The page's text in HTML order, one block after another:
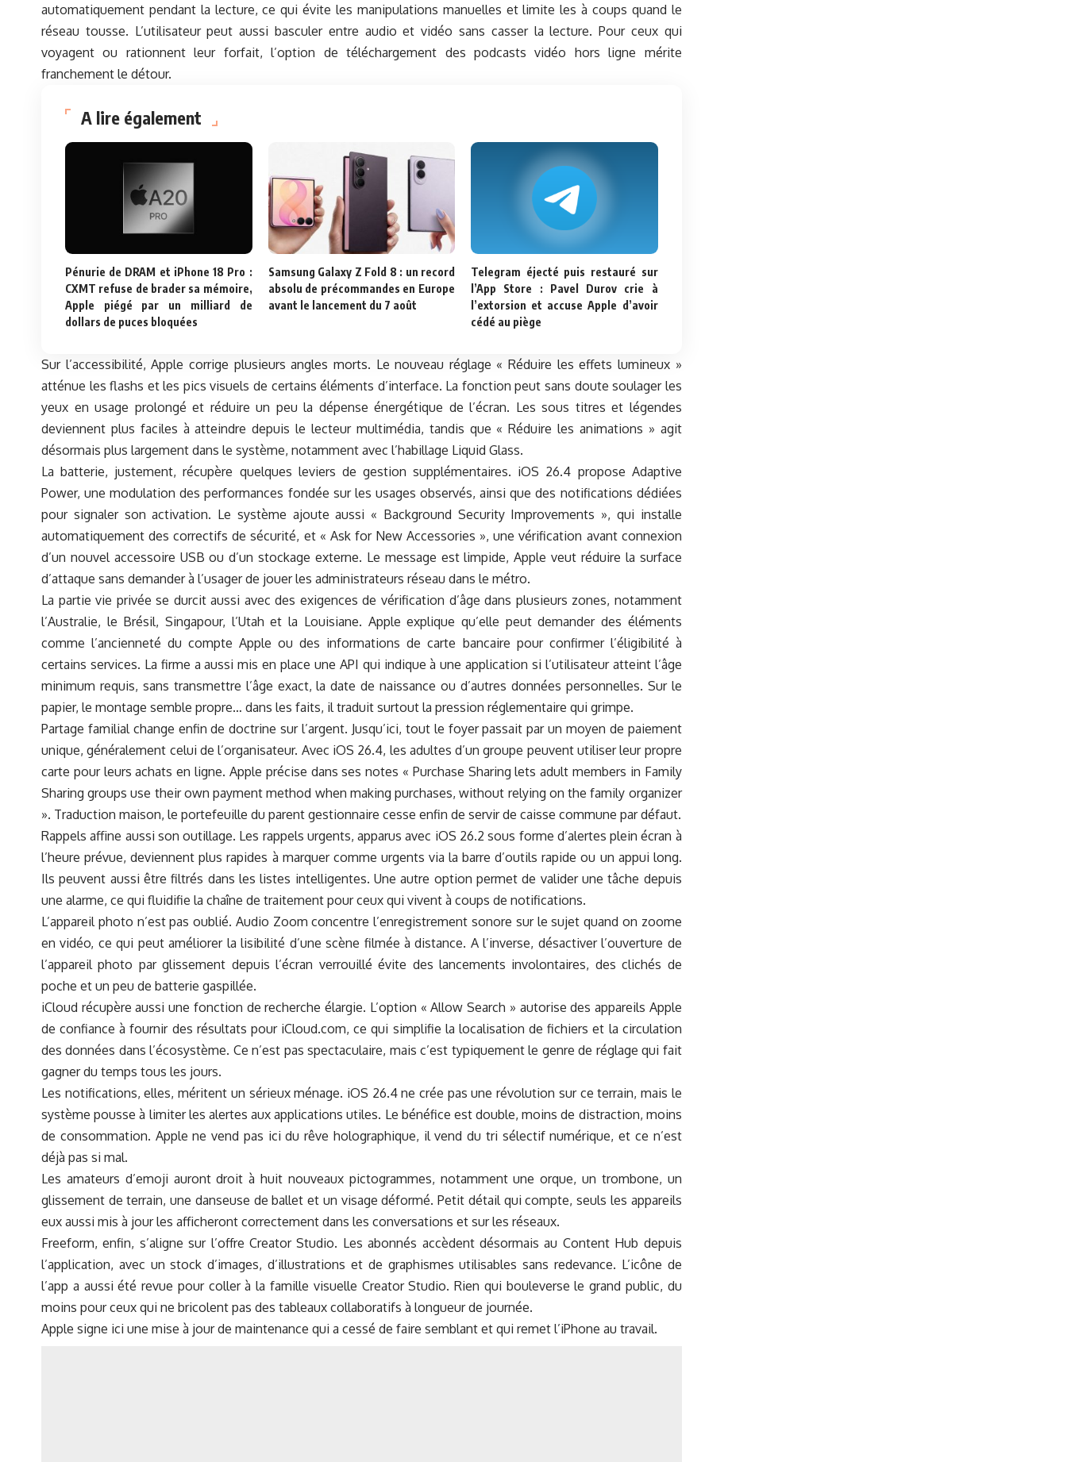
automatiquement pendant la lecture, ce qui évite les manipulations manuelles et limite les à coups quand le
réseau tousse. L’utilisateur peut aussi basculer entre audio et vidéo sans casser la lecture. Pour ceux qui
voyagent ou rationnent leur forfait, l’option de téléchargement des podcasts vidéo hors ligne mérite
franchement le détour.
A lire également
Pénurie de DRAM et iPhone 18 Pro :
CXMT refuse de brader sa mémoire,
Apple piégé par un milliard de
dollars de puces bloquées
Samsung Galaxy Z Fold 8 : un record
absolu de précommandes en Europe
avant le lancement du 7 août
Telegram éjecté puis restauré sur
l’App Store : Pavel Durov crie à
l’extorsion et accuse Apple d’avoir
cédé au piège
Sur l’accessibilité, Apple corrige plusieurs angles morts. Le nouveau réglage « Réduire les effets lumineux »
atténue les flashs et les pics visuels de certains éléments d’interface. La fonction peut sans doute soulager les
yeux en usage prolongé et réduire un peu la dépense énergétique de l’écran. Les sous titres et légendes
deviennent plus faciles à atteindre depuis le lecteur multimédia, tandis que « Réduire les animations » agit
désormais plus largement dans le système, notamment avec l’habillage Liquid Glass.
La batterie, justement, récupère quelques leviers de gestion supplémentaires. iOS 26.4 propose Adaptive
Power, une modulation des performances fondée sur les usages observés, ainsi que des notifications dédiées
pour signaler son activation. Le système ajoute aussi « Background Security Improvements », qui installe
automatiquement des correctifs de sécurité, et « Ask for New Accessories », une vérification avant connexion
d’un nouvel accessoire USB ou d’un stockage externe. Le message est limpide, Apple veut réduire la surface
d’attaque sans demander à l’usager de jouer les administrateurs réseau dans le métro.
La partie vie privée se durcit aussi avec des exigences de vérification d’âge dans plusieurs zones, notamment
l’Australie, le Brésil, Singapour, l’Utah et la Louisiane. Apple explique qu’elle peut demander des éléments
comme l’ancienneté du compte Apple ou des informations de carte bancaire pour confirmer l’éligibilité à
certains services. La firme a aussi mis en place une API qui indique à une application si l’utilisateur atteint l’âge
minimum requis, sans transmettre l’âge exact, la date de naissance ou d’autres données personnelles. Sur le
papier, le montage semble propre… dans les faits, il traduit surtout la pression réglementaire qui grimpe.
Partage familial change enfin de doctrine sur l’argent. Jusqu’ici, tout le foyer passait par un moyen de paiement
unique, généralement celui de l’organisateur. Avec iOS 26.4, les adultes d’un groupe peuvent utiliser leur propre
carte pour leurs achats en ligne. Apple précise dans ses notes « Purchase Sharing lets adult members in Family
Sharing groups use their own payment method when making purchases, without relying on the family organizer
». Traduction maison, le portefeuille du parent gestionnaire cesse enfin de servir de caisse commune par défaut.
Rappels affine aussi son outillage. Les rappels urgents, apparus avec iOS 26.2 sous forme d’alertes plein écran à
l’heure prévue, deviennent plus rapides à marquer comme urgents via la barre d’outils rapide ou un appui long.
Ils peuvent aussi être filtrés dans les listes intelligentes. Une autre option permet de valider une tâche depuis
une alarme, ce qui fluidifie la chaîne de traitement pour ceux qui vivent à coups de notifications.
L’appareil photo n’est pas oublié. Audio Zoom concentre l’enregistrement sonore sur le sujet quand on zoome
en vidéo, ce qui peut améliorer la lisibilité d’une scène filmée à distance. A l’inverse, désactiver l’ouverture de
l’appareil photo par glissement depuis l’écran verrouillé évite des lancements involontaires, des clichés de
poche et un peu de batterie gaspillée.
iCloud récupère aussi une fonction de recherche élargie. L’option « Allow Search » autorise des appareils Apple
de confiance à fournir des résultats pour iCloud.com, ce qui simplifie la localisation de fichiers et la circulation
des données dans l’écosystème. Ce n’est pas spectaculaire, mais c’est typiquement le genre de réglage qui fait
gagner du temps tous les jours.
Les notifications, elles, méritent un sérieux ménage. iOS 26.4 ne crée pas une révolution sur ce terrain, mais le
système pousse à limiter les alertes aux applications utiles. Le bénéfice est double, moins de distraction, moins
de consommation. Apple ne vend pas ici du rêve holographique, il vend du tri sélectif numérique, et ce n’est
déjà pas si mal.
Les amateurs d’emoji auront droit à huit nouveaux pictogrammes, notamment une orque, un trombone, un
glissement de terrain, une danseuse de ballet et un visage déformé. Petit détail qui compte, seuls les appareils
eux aussi mis à jour les afficheront correctement dans les conversations et sur les réseaux.
Freeform, enfin, s’aligne sur l’offre Creator Studio. Les abonnés accèdent désormais au Content Hub depuis
l’application, avec un stock d’images, d’illustrations et de graphismes utilisables sans redevance. L’icône de
l’app a aussi été revue pour coller à la famille visuelle Creator Studio. Rien qui bouleverse le grand public, du
moins pour ceux qui ne bricolent pas des tableaux collaboratifs à longueur de journée.
Apple signe ici une mise à jour de maintenance qui a cessé de faire semblant et qui remet l’iPhone au travail.